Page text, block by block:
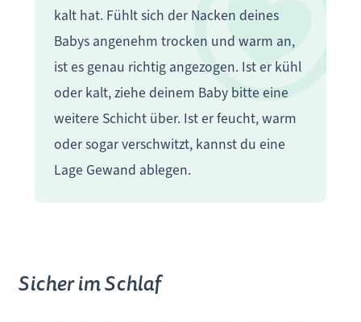
kalt hat. Fühlt sich der Nacken deines
Babys angenehm trocken und warm an,
ist es genau richtig angezogen. Ist er kühl
oder kalt, ziehe deinem Baby bitte eine
weitere Schicht über. Ist er feucht, warm
oder sogar verschwitzt, kannst du eine
Lage Gewand ablegen.
Sicher im Schlaf